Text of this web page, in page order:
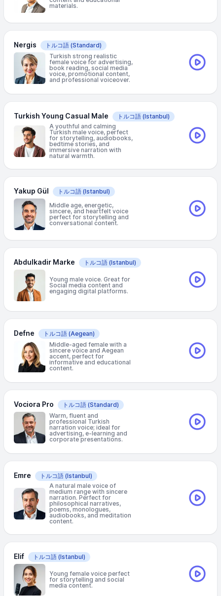
materials.
Nergis トルコ語 (Standard)
Turkish strong realistic
female voice for advertising,
book reading, social media
voice, promotional content,
and professional voiceover.
Turkish Young Casual Male トルコ語 (Istanbul)
A youthful and calming
Turkish male voice, perfect
for storytelling, audiobooks,
bedtime stories, and
immersive narration with
natural warmth.
Yakup Gül トルコ語 (Istanbul)
Middle age, energetic,
sincere, and heartfelt voice
perfect for storytelling and
conversational content.
Abdulkadir Marke トルコ語 (Istanbul)
Young male voice. Great for
Social media content and
engaging digital platforms.
Defne トルコ語 (Aegean)
Middle-aged female with a
sincere voice and Aegean
accent, perfect for
informative and educational
content.
Vociora Pro トルコ語 (Standard)
Warm, fluent and
professional Turkish
narration voice; ideal for
advertising, e-learning and
corporate presentations.
Emre トルコ語 (Istanbul)
A natural male voice of
medium range with sincere
narration. Perfect for
philosophical narratives,
poems, monologues,
audiobooks, and meditation
content.
Elif トルコ語 (Istanbul)
Young female voice perfect
for storytelling and social
media content.